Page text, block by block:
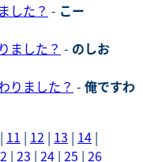
した？ - こー
ました？ - のしお
りました？ - 俺ですわ
| 11 | 12 | 13 | 14 |
| 23 | 24 | 25 | 26